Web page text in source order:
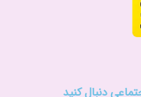
دنبال کنید